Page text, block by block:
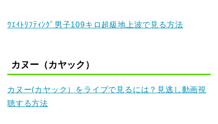
ｳｴｲﾄﾘﾌﾃｨﾝｸﾞ男子109キロ超級地上波で見る方法
カヌー（カヤック）
カヌー(カヤック）をライブで見るには？見逃し動画視
聴する方法